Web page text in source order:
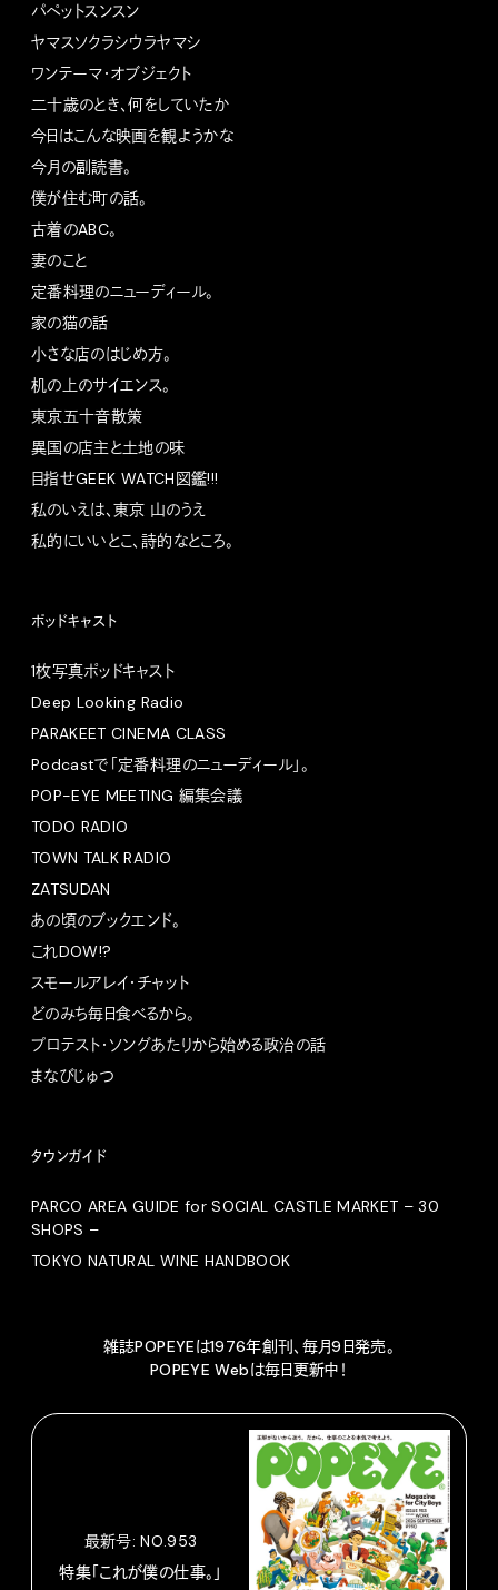
パペットスンスン
ヤマスソクラシウラヤマシ
ワンテーマ・オブジェクト
二十歳のとき、何をしていたか
今日はこんな映画を観ようかな
今月の副読書。
僕が住む町の話。
古着のABC。
妻のこと
定番料理のニューディール。
家の猫の話
小さな店のはじめ方。
机の上のサイエンス。
東京五十音散策
異国の店主と土地の味
目指せGEEK WATCH図鑑!!!
私のいえは、東京 山のうえ
私的にいいとこ、詩的なところ。
ポッドキャスト
1枚写真ポッドキャスト
Deep Looking Radio
PARAKEET CINEMA CLASS
Podcastで「定番料理のニューディール」。
POP-EYE MEETING 編集会議
TODO RADIO
TOWN TALK RADIO
ZATSUDAN
あの頃のブックエンド。
これDOW!?
スモールアレイ・チャット
どのみち毎日食べるから。
プロテスト・ソングあたりから始める政治の話
まなびじゅつ
タウンガイド
PARCO AREA GUIDE for SOCIAL CASTLE MARKET – 30
SHOPS –
TOKYO NATURAL WINE HANDBOOK
雑誌POPEYEは1976年創刊、毎月9日発売。
POPEYE Webは毎日更新中！
最新号: NO.953
特集「これが僕の仕事。」